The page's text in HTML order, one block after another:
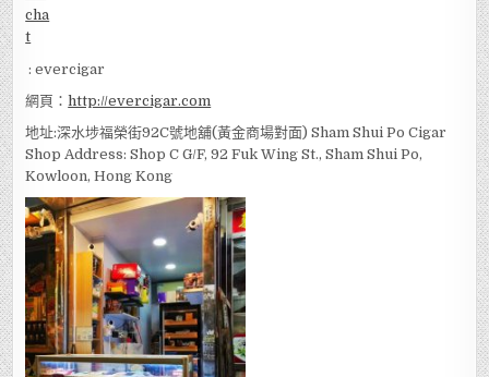
: evercigar
網頁：http://evercigar.com
地址:深水埗福榮街92C號地舖(黃金商場對面) Sham Shui Po Cigar
Shop Address: Shop C G/F, 92 Fuk Wing St., Sham Shui Po,
Kowloon, Hong Kong